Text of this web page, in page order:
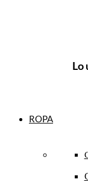
Lo
ROPA